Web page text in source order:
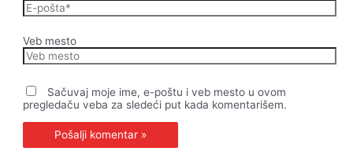
Veb mesto
Sačuvaj moje ime, e-poštu i veb mesto u ovom
pregledaču veba za sledeći put kada komentarišem.